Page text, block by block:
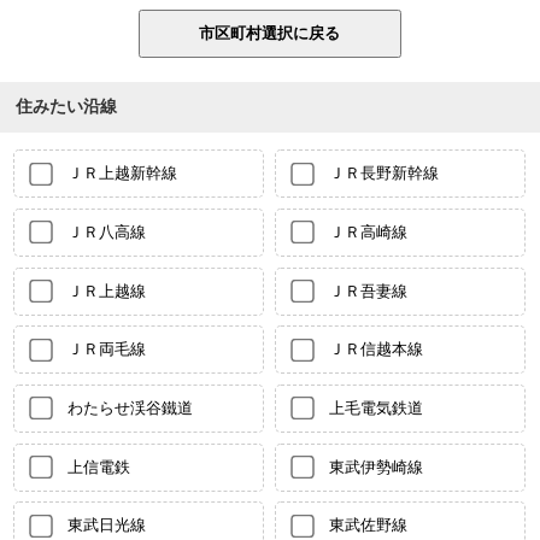
住みたい沿線
ＪＲ上越新幹線 ＪＲ長野新幹線
ＪＲ八高線 ＪＲ高崎線
ＪＲ上越線 ＪＲ吾妻線
ＪＲ両毛線 ＪＲ信越本線
わたらせ渓谷鐵道 上毛電気鉄道
上信電鉄 東武伊勢崎線
東武日光線 東武佐野線